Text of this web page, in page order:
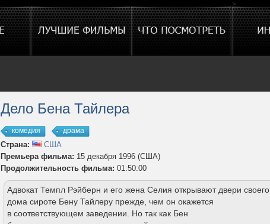
>
Дело Бена Тайлера
комедия драма
Страна:
США
Премьера фильма: 15 декабря 1996 (США)
Продолжительность фильма: 01:50:00
Адвокат Темпл Рэйберн и его жена Селия открывают двери своего
дома сироте Бену Тайлеру прежде, чем он окажется
в соответствующем заведении. Но так как Бен